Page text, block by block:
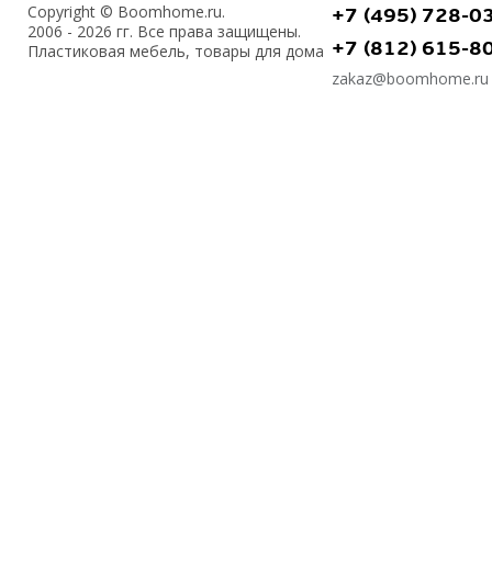
Copyright © Boomhome.ru.
2006 - 2026 гг. Все права защищены.
Пластиковая мебель, товары для дома
+7 (495) 728-
+7 (812) 615-
zakaz@boomhome.ru